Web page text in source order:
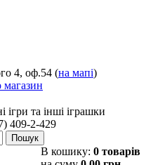
4, оф.54 (на мапі)
ігри та інші іграшки
409-2-429
Пошук
В кошику: 0 товарів